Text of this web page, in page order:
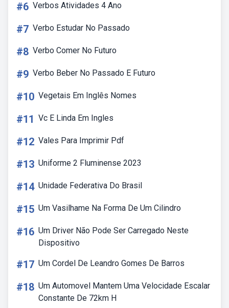
#6 Verbos Atividades 4 Ano
#7 Verbo Estudar No Passado
#8 Verbo Comer No Futuro
#9 Verbo Beber No Passado E Futuro
#10 Vegetais Em Inglês Nomes
#11 Vc E Linda Em Ingles
#12 Vales Para Imprimir Pdf
#13 Uniforme 2 Fluminense 2023
#14 Unidade Federativa Do Brasil
#15 Um Vasilhame Na Forma De Um Cilindro
#16 Um Driver Não Pode Ser Carregado Neste
Dispositivo
#17 Um Cordel De Leandro Gomes De Barros
#18 Um Automovel Mantem Uma Velocidade Escalar
Constante De 72km H